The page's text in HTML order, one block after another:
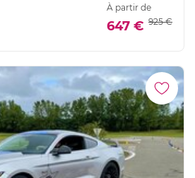
À partir de
647 € 925 €